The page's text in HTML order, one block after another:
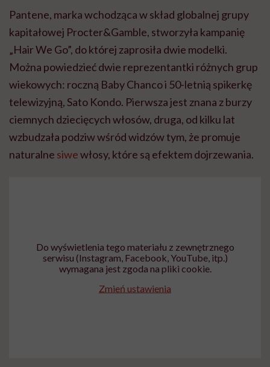
Pantene, marka wchodząca w skład globalnej grupy
kapitałowej Procter&Gamble, stworzyła kampanię
„Hair We Go”, do której zaprosiła dwie modelki.
Można powiedzieć dwie reprezentantki różnych grup
wiekowych: roczną Baby Chanco i 50-letnią spikerkę
telewizyjną, Sato Kondo. Pierwsza jest znana z burzy
ciemnych dziecięcych włosów, druga, od kilku lat
wzbudzała podziw wśród widzów tym, że promuje
naturalne siwewłosy, które są efektem dojrzewania.
Do wyświetlenia tego materiału z zewnętrznego
serwisu (Instagram, Facebook, YouTube, itp.)
wymagana jest zgoda na pliki cookie.
Zmień ustawienia